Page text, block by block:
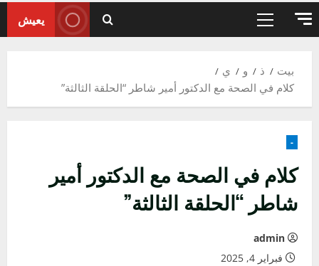
القائمة
يعيش
بيت ذ و
ي
كلام في الصحة مع الدكتور أمير شاطر “الحلقة الثالثة”
-
كلام في الصحة مع الدكتور أمير
شاطر “الحلقة الثالثة”
admin
فبراير 4, 2025